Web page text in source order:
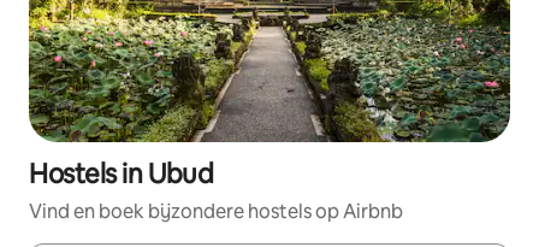
Hostels in Ubud
Vind en boek bijzondere hostels op Airbnb